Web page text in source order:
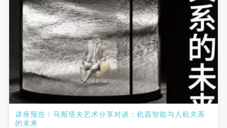
讲座预告︱马斯塔夫艺术分享对谈：机器智能与人机关系
的未来
中央美术学院美术馆活动安全免责协议书
第一条
本次活动公平公正、自愿参加与退出、风险与责任自
负的原则。但活动有风险，参加者应有必要的风险意
识。
第二条
参加本次活动者必须遵守中华人民共和国的相关法
律、法规，必须遵循道德和社会公德规范，并应该具
备以人为本、团结友爱、互相帮助和助人为乐的良好
中央美术学院美术馆活动安全免责协议书
第一条
本次活动公平公正、自愿参加与退出、风险与责任自
负的原则。但活动有风险，参加者应有必要的风险意
识。
第二条
参加本次活动者必须遵守中华人民共和国的相关法
律、法规，必须遵循道德和社会公德规范，并应该具
备以人为本、团结友爱、互相帮助和助人为乐的良好
中央美术学院美术馆活动安全免责协议书
第一条
本次活动公平公正、自愿参加与退出、风险与责任自
负的原则。但活动有风险，参加者应有必要的风险意
识。
第二条
参加本次活动者必须遵守中华人民共和国的相关法
律、法规，必须遵循道德和社会公德规范，并应该具
备以人为本、团结友爱、互相帮助和助人为乐的良好